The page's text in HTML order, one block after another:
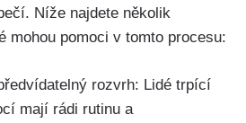
Níže najdete několik
mohou pomoci v tomto procesu:
rozvrh: Lidé trpící
mají rádi rutinu a